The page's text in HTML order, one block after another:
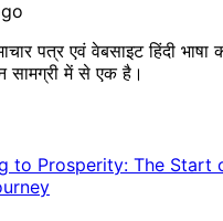
पत्र एवं वेबसाइट हिंदी भाषा
सामग्री में से एक है।